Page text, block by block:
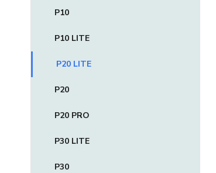
P10
P10 LITE
P20 LITE
P20
P20 PRO
P30 LITE
P30